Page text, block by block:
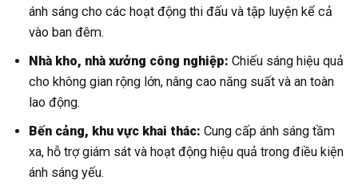
ánh sáng cho các hoạt động thi đấu và tập luyện kể cả
vào ban đêm.
Nhà kho, nhà xưởng công nghiệp: Chiếu sáng hiệu quả
cho không gian rộng lớn, nâng cao năng suất và an toàn
lao động.
Bến cảng, khu vực khai thác: Cung cấp ánh sáng tầm
xa, hỗ trợ giám sát và hoạt động hiệu quả trong điều kiện
ánh sáng yếu.